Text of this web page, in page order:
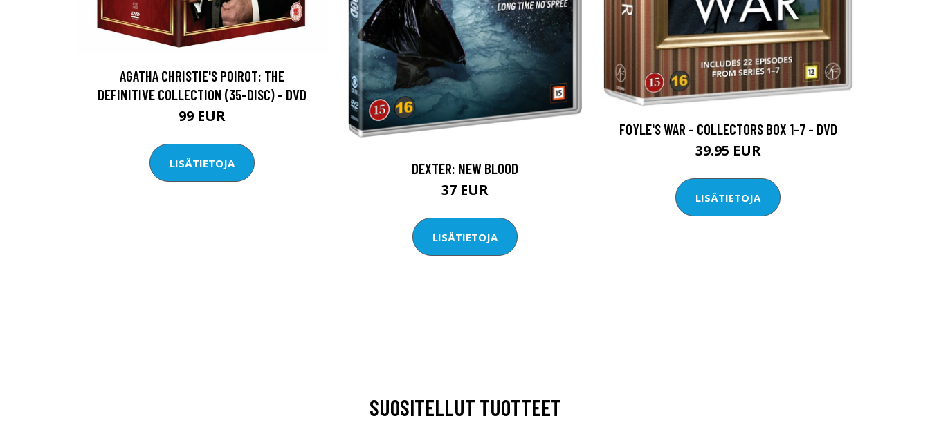
AGATHA CHRISTIE'S POIROT: THE
DEFINITIVE COLLECTION (35-DISC) - DVD
99 EUR
LISÄTIETOJA DEXTER: NEW BLOOD
37 EUR
LISÄTIETOJA
FOYLE'S WAR - COLLECTORS BOX 1-7 - DVD
39.95 EUR
LISÄTIETOJA
SUOSITELLUT TUOTTEET